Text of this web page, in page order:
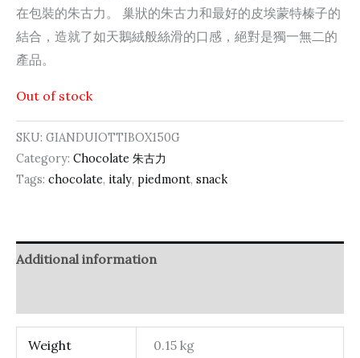
在包裝的朱古力。 巢狀的朱古力和最好的皮埃蒙特榛子的
結合，造就了如天鵝絨般絲滑的口感，絕對是獨一無二的
產品。
Out of stock
SKU: GIANDUIOTTIBOX150G
Category: Chocolate 朱古力
Tags: chocolate, italy, piedmont, snack
Additional information
Weight 0.15 kg